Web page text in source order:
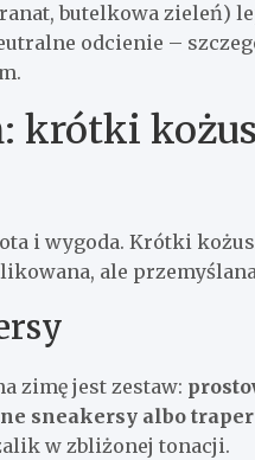
butelkowa zieleń)
odcienie –
krótki
i wygoda. Krótki
ale
zimę jest zestaw:
sneakersy albo
w zbliżonej tonacji.